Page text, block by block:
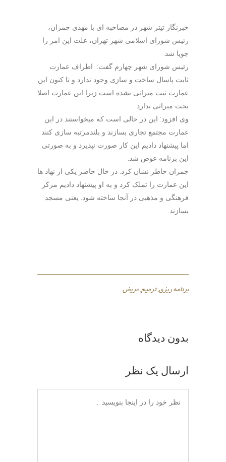
خبرنگار تیتر شهر در مصاحبه ای با مهدی چمران،
رئیس شورای اسلامی شهر تهران، علت این امر را
جویا شد.
رئیس شورای شهر چهارم گفت: اطراف عمارت
ثابت پاسال ساخت و سازی وجود ندارد و تا کنون این
عمارت ثبت میراثی نشده است زیرا این عمارت اصلا
بحث میراثی ندارد.
وی افزود: این در حالی است که میخواستند در این
عمارت مجتمع تجاری بسازند و بلندمرتبه سازی کنند
اما پیشنهاد دادیم این کار صورت نپذیرد و به صورتی
این برنامه عوض شد.
چمران خاطر نشان کرد: در حال حاضر یکی از نهاد ها
این عمارت را تملک کرد و به او پیشنهاد دادیم مرکز
فرهنگی و مذهبی در آنجا ساخته شود. یعنی مسجد
بسازند.
برنامه ریزی,ترمیم, عریض
بدون دیدگاه
ارسال یک نظر